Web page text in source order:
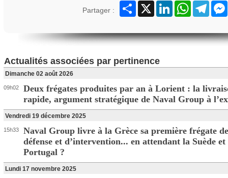
Partager :
Partager
X LinkedInWhatsApp
Actualités associées par pertinence
Dimanche 02 août 2026
09h02
Deux frégates produites par an à Lorient : la
rapide, argument stratégique de Naval Group à
Vendredi 19 décembre 2025
15h33
Naval Group livre à la Grèce sa première frégate de
défense et d’intervention... en attendant la Suède et
Portugal ?
Lundi 17 novembre 2025